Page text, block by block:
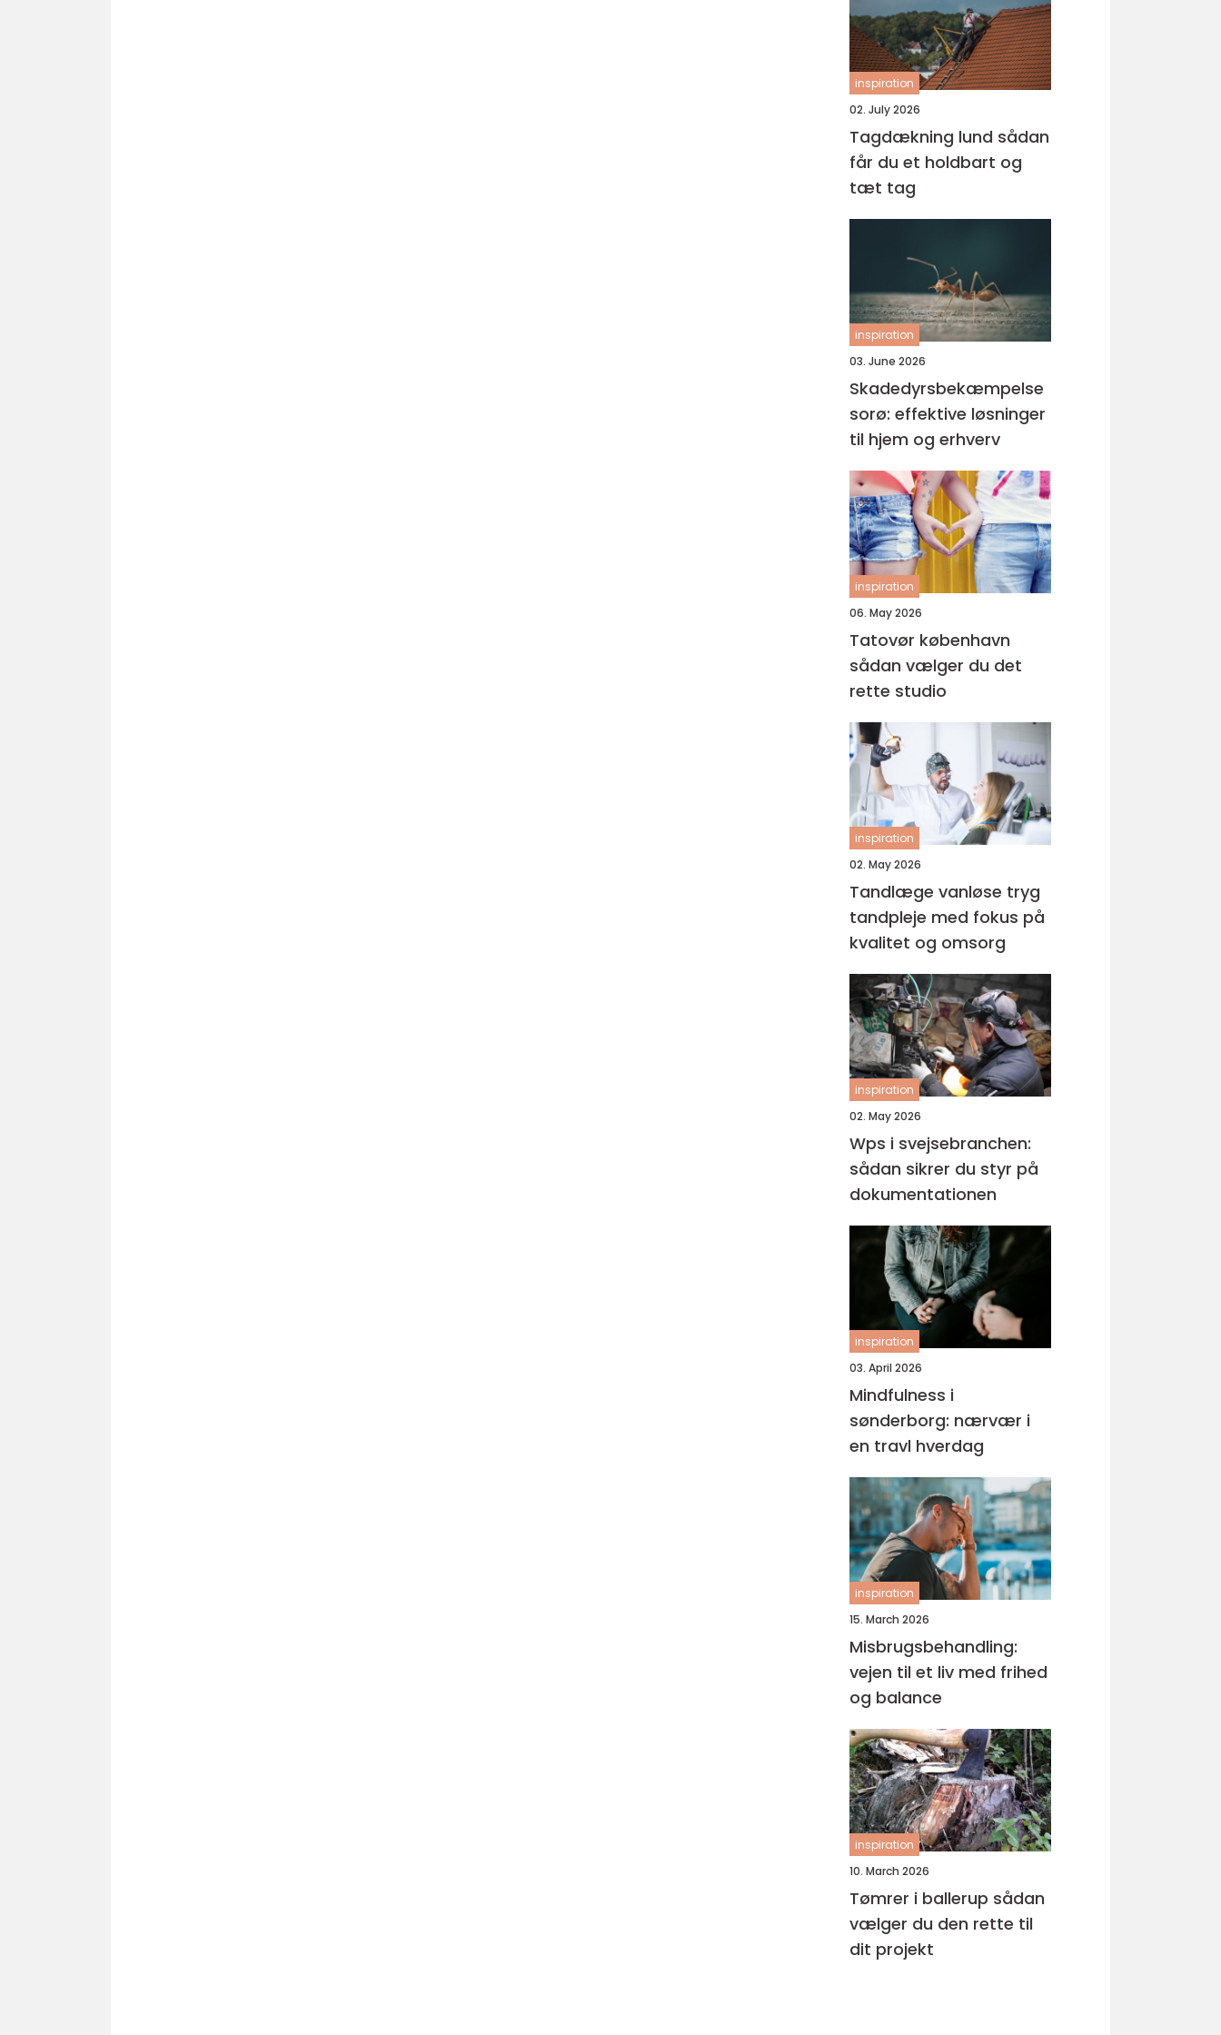
inspiration
02. July 2026
Tagdækning lund sådan
får du et holdbart og
tæt tag
inspiration
03. June 2026
Skadedyrsbekæmpelse
sorø: effektive løsninger
til hjem og erhverv
inspiration
06. May 2026
Tatovør københavn
sådan vælger du det
rette studio
inspiration
02. May 2026
Tandlæge vanløse tryg
tandpleje med fokus på
kvalitet og omsorg
inspiration
02. May 2026
Wps i svejsebranchen:
sådan sikrer du styr på
dokumentationen
inspiration
03. April 2026
Mindfulness i
sønderborg: nærvær i
en travl hverdag
inspiration
15. March 2026
Misbrugsbehandling:
vejen til et liv med frihed
og balance
inspiration
10. March 2026
Tømrer i ballerup sådan
vælger du den rette til
dit projekt